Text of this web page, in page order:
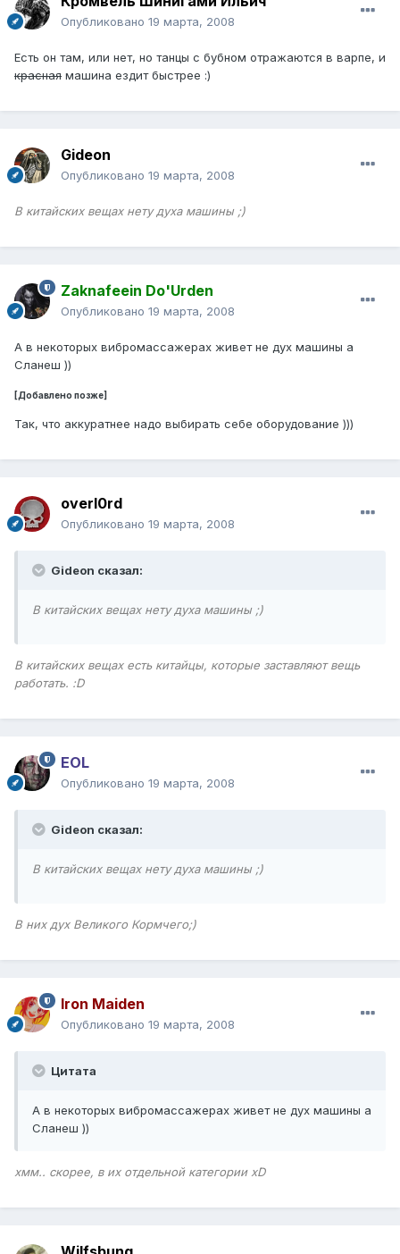
Опубликовано 19 марта, 2008
Есть он там, или нет, но танцы с бубном отражаются в варпе, и
красная машина ездит быстрее :)
Gideon
Опубликовано 19 марта, 2008
В китайских вещах нету духа машины ;)
Zaknafeein Do'Urden
Опубликовано 19 марта, 2008
А в некоторых вибромассажерах живет не дух машины а
Сланеш ))
[Добавлено позже]
Так, что аккуратнее надо выбирать себе оборудование )))
overl0rd
Опубликовано 19 марта, 2008
Gideon сказал:
В китайских вещах нету духа машины ;)
В китайских вещах есть китайцы, которые заставляют вещь
работать. :D
EOL
Опубликовано 19 марта, 2008
Gideon сказал:
В китайских вещах нету духа машины ;)
В них дух Великого Кормчего;)
Iron Maiden
Опубликовано 19 марта, 2008
Цитата
А в некоторых вибромассажерах живет не дух машины а
Сланеш ))
хмм.. скорее, в их отдельной категории xD